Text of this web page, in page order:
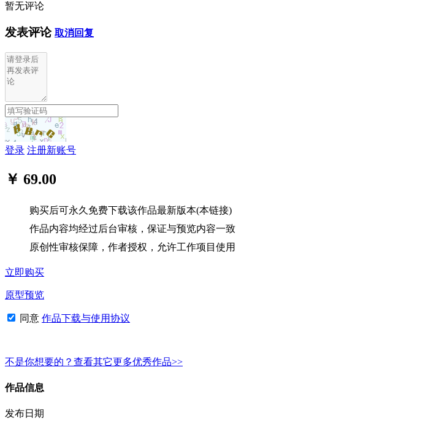
暂无评论
发表评论 取消回复
登录 注册新账号
￥ 69.00
购买后可永久免费下载该作品最新版本(本链接)
作品内容均经过后台审核，保证与预览内容一致
原创性审核保障，作者授权，允许工作项目使用
立即购买
原型预览
同意 作品下载与使用协议
不是你想要的？查看其它更多优秀作品>>
作品信息
发布日期